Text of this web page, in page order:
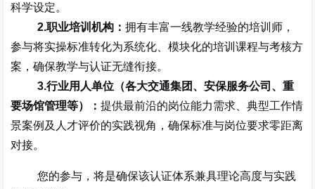
科学设定。
2.职业培训机构： 拥有丰富一线教学经验的培训师，
参与将实操标准转化为系统化、模块化的培训课程与考核方
案，确保教学与认证无缝衔接。
3.行业用人单位（各大交通集团、安保服务公司、重
要场馆管理等）：提供最前沿的岗位能力需求、典型工作情
景案例及人才评价的实践视角，确保标准与岗位要求零距离
对接。
您的参与，将是确保该认证体系兼具理论高度与实践